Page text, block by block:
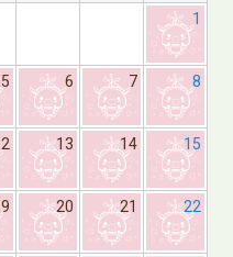
1
5 6 7 8
13 14 15
20 21 22